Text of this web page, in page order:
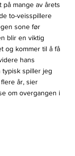
på mange av årets
to-veisspillere
sone før
blir en viktig
og kommer til å få
hans
spiller jeg
år, sier
om overgangen i